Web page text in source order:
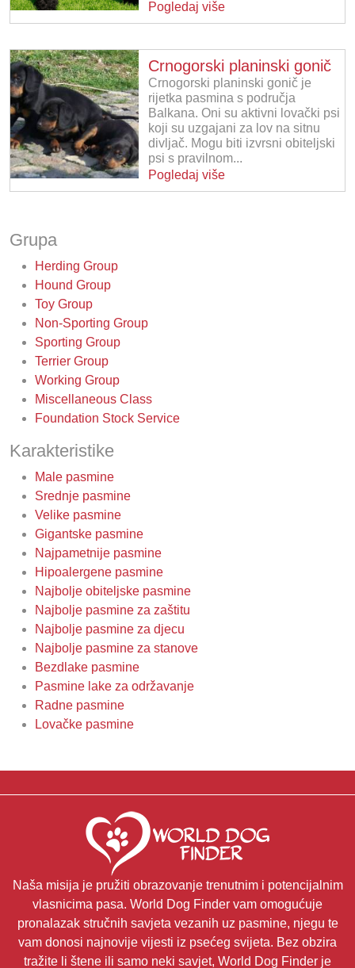
Pogledaj više
Crnogorski planinski gonič
Crnogorski planinski gonič je
rijetka pasmina s područja
Balkana. Oni su aktivni lovački psi
koji su uzgajani za lov na sitnu
divljač. Mogu biti izvrsni obiteljski
psi s pravilnom...
Pogledaj više
Grupa
Herding Group
Hound Group
Toy Group
Non-Sporting Group
Sporting Group
Terrier Group
Working Group
Miscellaneous Class
Foundation Stock Service
Karakteristike
Male pasmine
Srednje pasmine
Velike pasmine
Gigantske pasmine
Najpametnije pasmine
Hipoalergene pasmine
Najbolje obiteljske pasmine
Najbolje pasmine za zaštitu
Najbolje pasmine za djecu
Najbolje pasmine za stanove
Bezdlake pasmine
Pasmine lake za održavanje
Radne pasmine
Lovačke pasmine
Naša misija je pružiti obrazovanje trenutnim i potencijalnim
vlasnicima pasa. World Dog Finder vam omogućuje
pronalazak stručnih savjeta vezanih uz pasmine, njegu te
vam donosi najnovije vijesti iz psećeg svijeta. Bez obzira
tražite li štene ili samo neki savjet, World Dog Finder je